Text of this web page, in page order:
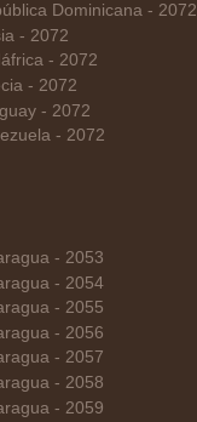
Dominicana - 2072
- 2072
- 2072
- 2072
- 2072
- 2072
- 2053
- 2054
- 2055
- 2056
- 2057
- 2058
- 2059